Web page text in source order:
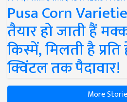
Pusa Corn
तैयार हो जाती हैं
किस्में, मिलती है
क्विंटल तक पैदावार!
More